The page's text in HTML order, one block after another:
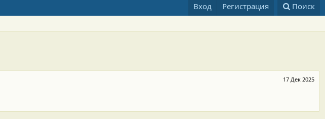
Вход Регистрация Поиск
17 Дек 2025